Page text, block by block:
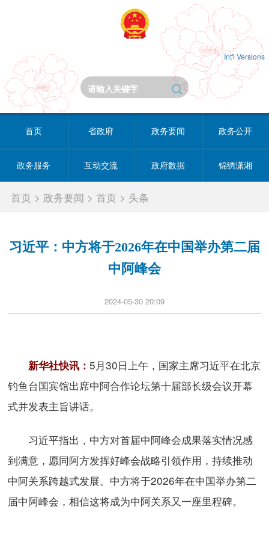
Int'l Versions
首页 省政府 政务要闻 政务公开
政务服务 互动交流 政府数据 锦绣潇湘
首页 >政务要闻 >首页 > 头条
习近平：中方将于2026年在中国举办第二届
中阿峰会
2024-05-30 20:09
新华社快讯： 5月30日上午，国家主席习近平在北京
钓鱼台国宾馆出席中阿合作论坛第十届部长级会议开幕
式并发表主旨讲话。
习近平指出，中方对首届中阿峰会成果落实情况感
到满意，愿同阿方发挥好峰会战略引领作用，持续推动
中阿关系跨越式发展。中方将于2026年在中国举办第二
届中阿峰会，相信这将成为中阿关系又一座里程碑。